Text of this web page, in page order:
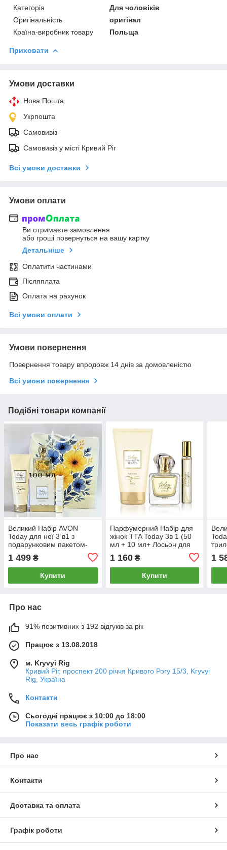
Категорія
Для чоловіків
Оригінальність
оригінал
Країна-виробник товару
Польща
Приховати
Умови доставки
Нова Пошта
Укрпошта
Самовивіз
Самовивіз у місті Кривий Ріг
Всі умови доставки
Умови оплати
Ви отримаєте замовлення
або гроші повернуться на вашу картку
Детальніше
Оплатити частинами
Післяплата
Оплата на рахунок
Всі умови оплати
Умови повернення
Повернення товару впродовж 14 днів за домовленістю
Всі умови повернення
Подібні товари компанії
Великий Набір AVON
Today для неї 3 в1 з
подарунковим пакетом-
трилогія Today Tomorrow
Always (Тудей, Туморов,
Олвейс)
1 499 ₴
Купити
Парфумерний Набір для
жінок TTA Today 3в 1 (50
мл + 10 мл+ Лосьон для
1 160₴
Купити
1
Про нас
91% позитивних з 192 відгуків за рік
Працює з 13.08.2018
м. Kryvyi Rig
Кривий Ріг, проспект 200 річчя Кривого Рогу 15/3, Kryvyi
Rig, Україна
Контакти
Сьогодні працює з 10:00 до 18:00
Показати весь графік роботи
Про нас
Контакти
Доставка та оплата
Графік роботи